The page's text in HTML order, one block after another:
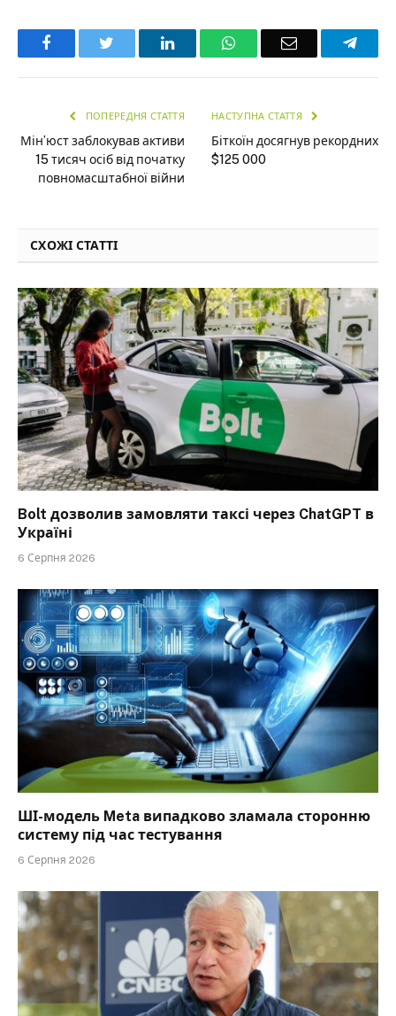
Facebook LinkedInWhatsAppEmail
ПОПЕРЕДНЯ СТАТТЯ
Мін’юст заблокував активи
15 тисяч осіб від початку
повномасштабної війни
НАСТУПНА СТАТТЯ
Біткоїн досягнув рекордних
$125 000
СХОЖІ СТАТТІ
Bolt дозволив замовляти таксі через ChatGPT в
Україні
6 Серпня 2026
ШІ-модель Meta випадково зламала сторонню
систему під час тестування
6 Серпня 2026